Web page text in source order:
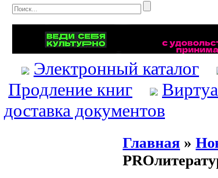
Электронный каталог
Продление книг
доставка документов
Главная »